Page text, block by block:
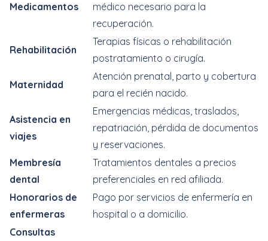
Medicamentos
médico necesario para la
recuperación.
Rehabilitación
Terapias físicas o rehabilitación
postratamiento o cirugía.
Maternidad
Atención prenatal, parto y cobertura
para el recién nacido.
Asistencia en
viajes
Emergencias médicas, traslados,
repatriación, pérdida de documentos
y reservaciones.
Membresía
dental
Tratamientos dentales a precios
preferenciales en red afiliada.
Honorarios de
enfermeras
Pago por servicios de enfermería en
hospital o a domicilio.
Consultas